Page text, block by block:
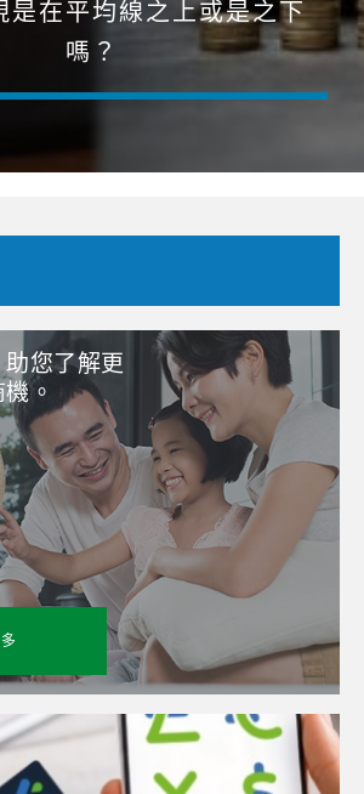
是在平均線之上或是之下
嗎？
您了解更
。